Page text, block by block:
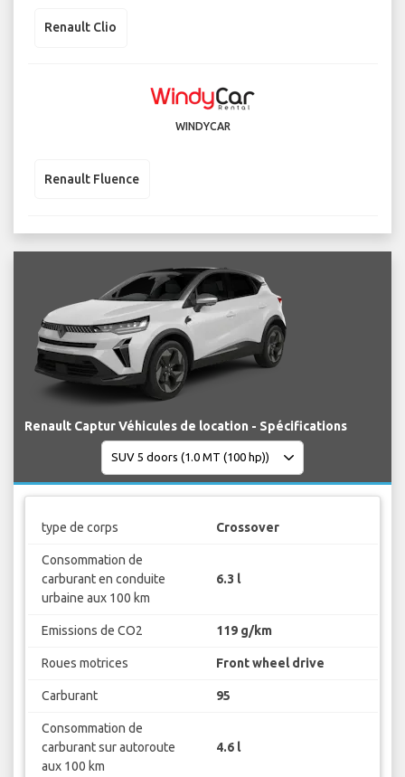
Renault Clio
WINDYCAR
Renault Fluence
Renault Captur Véhicules de location - Spécifications
type de corps Crossover
Consommation de
carburant en conduite
urbaine aux 100 km
6.3 l
Emissions de CO2 119 g/km
Roues motrices Front wheel drive
Carburant 95
Consommation de
carburant sur autoroute
aux 100 km
4.6 l